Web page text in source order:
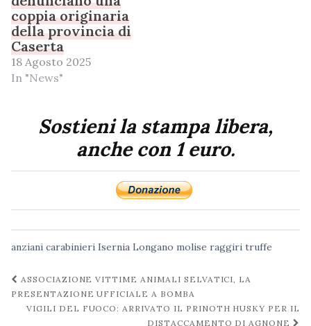
coppia originaria
della provincia di
Caserta
18 Agosto 2025
In "News"
Sostieni la stampa libera,
anche con 1 euro.
anziani carabinieri Isernia Longano molise raggiri truffe
Navigazione
post
ASSOCIAZIONE VITTIME ANIMALI SELVATICI, LA
PRESENTAZIONE UFFICIALE A BOMBA
VIGILI DEL FUOCO: ARRIVATO IL PRINOTH HUSKY PER IL
DISTACCAMENTO DI AGNONE